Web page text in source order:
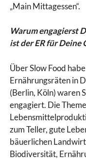
„Main Mittagessen“.
Warum engagierst
ist der ER für
Über Slow Food
Ernährungsräten in
(Berlin, Köln) waren
engagiert. Die
zum Teller, gute
bäuerlichen
Biodiversität,